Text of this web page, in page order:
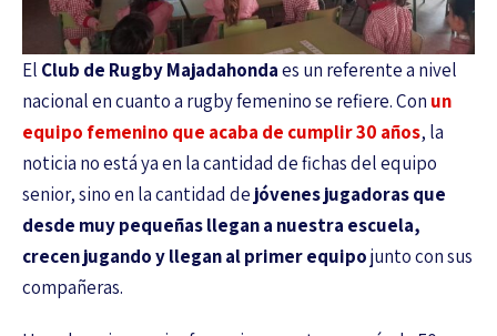
El Club de Rugby Majadahondaes un referente a nivel
nacional en cuanto a rugby femenino se refiere. Con un
equipo femenino que acaba de cumplir 30 años, la
noticia no está ya en la cantidad de fichas del equipo
senior, sino en la cantidad de jóvenes jugadoras que
desde muy pequeñas llegan a nuestra escuela,
crecen jugando y llegan al primer equipojunto con sus
compañeras.